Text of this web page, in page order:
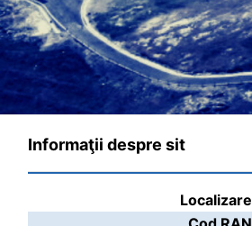
Informaţii despre sit
Localizare